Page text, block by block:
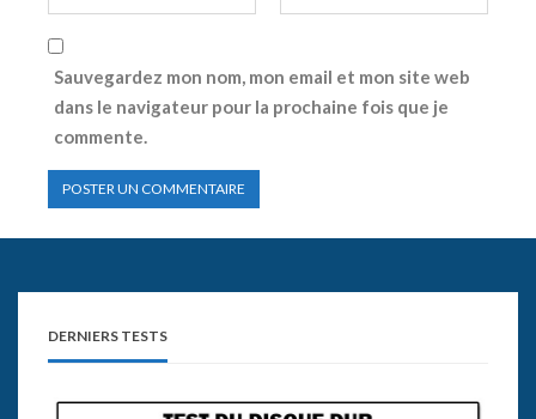
Sauvegardez mon nom, mon email et mon site web
dans le navigateur pour la prochaine fois que je
commente.
DERNIERS TESTS